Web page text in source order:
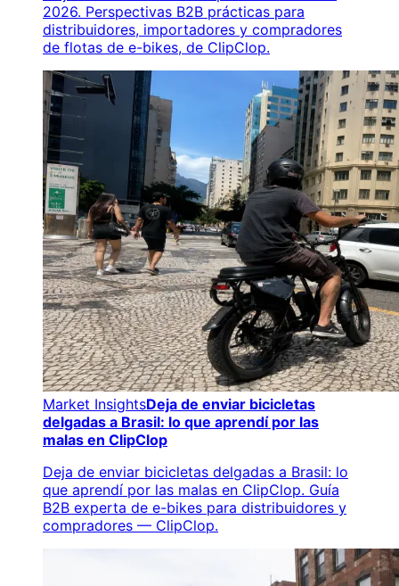
2026. Perspectivas B2B prácticas para
distribuidores, importadores y compradores
de flotas de e-bikes, de ClipClop.
Market InsightsDeja de enviar bicicletas
delgadas a Brasil: lo que aprendí por las
malas en ClipClop
Deja de enviar bicicletas delgadas a Brasil: lo
que aprendí por las malas en ClipClop. Guía
B2B experta de e-bikes para distribuidores y
compradores — ClipClop.